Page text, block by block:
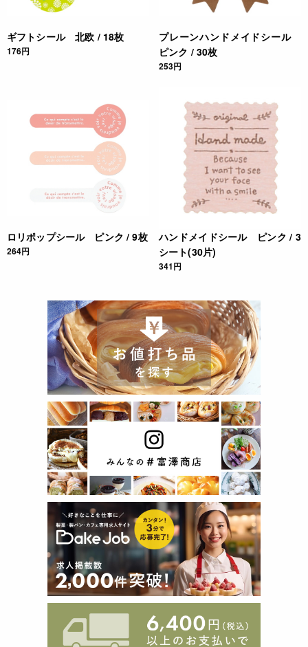
ギフトシール 北欧 / 18枚
176円
プレーンハンドメイドシール
ピンク / 30枚
253円
ロリポップシール ピンク / 9枚
264円
ハンドメイドシール ピンク / 3
シート(30片)
341円